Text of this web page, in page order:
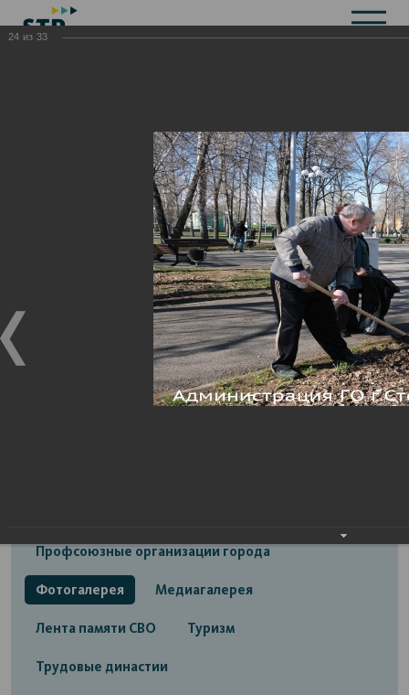
Карта города
Справочная информация
Территориальные органы и представительства
Актуальная информация Открытые данные
Строительство
Жилищно-коммунальное хозяйство
Инвестиционная привлекательность
Профсоюзные организации города
Фотогалерея Медиагалерея
Лента памяти СВО Туризм
Трудовые династии
24 из 33